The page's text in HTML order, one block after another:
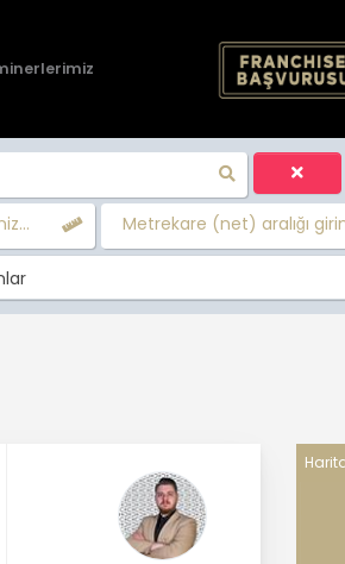
Metrekare (net) aralığı